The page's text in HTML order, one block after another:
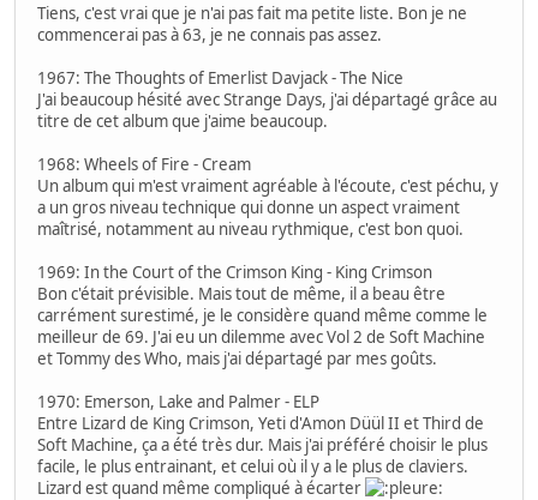
Tiens, c'est vrai que je n'ai pas fait ma petite liste. Bon je ne
commencerai pas à 63, je ne connais pas assez.
1967: The Thoughts of Emerlist Davjack - The Nice
J'ai beaucoup hésité avec Strange Days, j'ai départagé grâce au
titre de cet album que j'aime beaucoup.
1968: Wheels of Fire - Cream
Un album qui m'est vraiment agréable à l'écoute, c'est péchu, y
a un gros niveau technique qui donne un aspect vraiment
maîtrisé, notamment au niveau rythmique, c'est bon quoi.
1969: In the Court of the Crimson King - King Crimson
Bon c'était prévisible. Mais tout de même, il a beau être
carrément surestimé, je le considère quand même comme le
meilleur de 69. J'ai eu un dilemme avec Vol 2 de Soft Machine
et Tommy des Who, mais j'ai départagé par mes goûts.
1970: Emerson, Lake and Palmer - ELP
Entre Lizard de King Crimson, Yeti d'Amon Düül II et Third de
Soft Machine, ça a été très dur. Mais j'ai préféré choisir le plus
facile, le plus entrainant, et celui où il y a le plus de claviers.
Lizard est quand même compliqué à écarter